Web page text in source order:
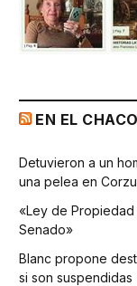
EN EL CHACO
Detuvieron a un
una pelea en
«Ley de
Senado»
Blanc propone
si son suspendidas